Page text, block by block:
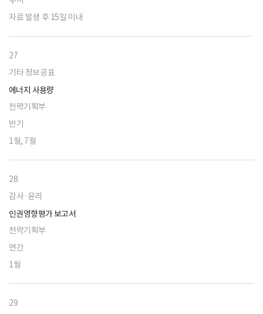
자료 발생 후 15일 이내
27
기타 정보공표
에너지 사용량
전략기획부
반기
1월, 7월
28
감사·윤리
인권영향평가 보고서
전략기획부
연간
1월
29